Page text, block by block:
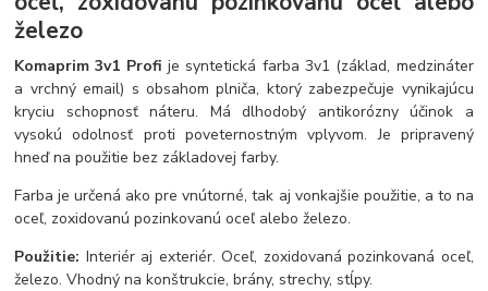
železo
Komaprim 3v1 Profi je syntetická farba 3v1 (základ, medzináter
a vrchný email) s obsahom plniča, ktorý zabezpečuje vynikajúcu
kryciu schopnosť náteru. Má dlhodobý antikorózny účinok a
vysokú odolnosť proti poveternostným vplyvom. Je pripravený
hneď na použitie bez základovej farby.
Farba je určená ako pre vnútorné, tak aj vonkajšie použitie, a to na
oceľ, zoxidovanú pozinkovanú oceľ alebo železo.
Použitie: Interiér aj exteriér. Oceľ, zoxidovaná pozinkovaná oceľ,
železo. Vhodný na konštrukcie, brány, strechy, stĺpy.